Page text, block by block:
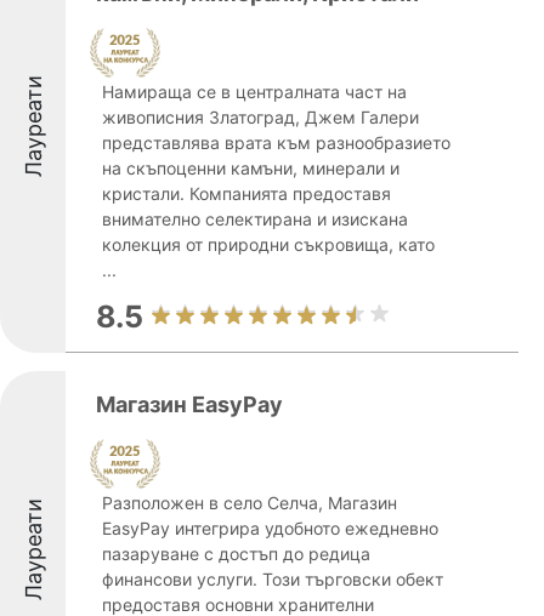
Лауреати
Намираща се в централната част на
живописния Златоград, Джем Галери
представлява врата към разнообразието
на скъпоценни камъни, минерали и
кристали. Компанията предоставя
внимателно селектирана и изискана
колекция от природни съкровища, като
...
8.5
Лауреати
Магазин EasyPay
Разположен в село Селча, Магазин
EasyPay интегрира удобното ежедневно
пазаруване с достъп до редица
финансови услуги. Този търговски обект
предоставя основни хранителни